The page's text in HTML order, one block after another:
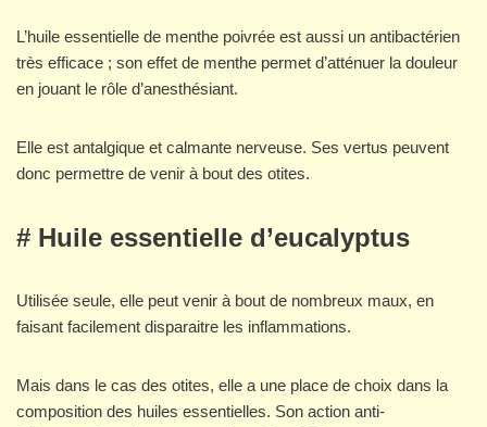
L’huile essentielle de menthe poivrée est aussi un antibactérien
très efficace ; son effet de menthe permet d’atténuer la douleur
en jouant le rôle d’anesthésiant.
Elle est antalgique et calmante nerveuse. Ses vertus peuvent
donc permettre de venir à bout des otites.
# Huile essentielle d’eucalyptus
Utilisée seule, elle peut venir à bout de nombreux maux, en
faisant facilement disparaitre les inflammations.
Mais dans le cas des otites, elle a une place de choix dans la
composition des huiles essentielles. Son action anti-